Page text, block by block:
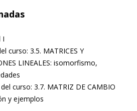
I
curso: 3.5. MATRICES Y
LINEALES: isomorfismo,
curso: 3.7. MATRIZ DE CAMBIO
y ejemplos